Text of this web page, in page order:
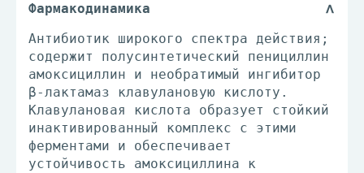
Фармакодинамика
Антибиотик широкого спектра действия;
содержит полусинтетический пенициллин
амоксициллин и необратимый ингибитор
β-лактамаз клавулановую кислоту.
Клавулановая кислота образует стойкий
инактивированный комплекс с этими
ферментами и обеспечивает
устойчивость амоксициллина к